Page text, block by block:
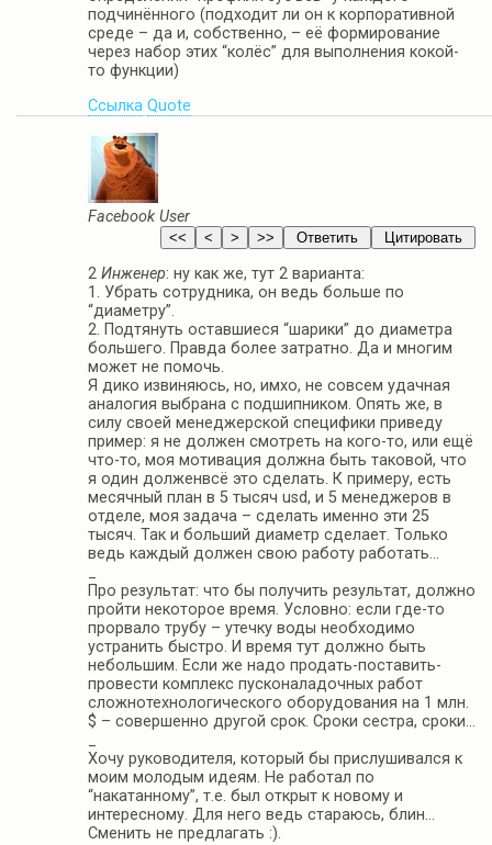
подчинённого (подходит ли он к корпоративной
среде – да и, собственно, – её формирование
через набор этих “колёс” для выполнения кокой-
то функции)
Ссылка Quote
Facebook User
2 Инженер: ну как же, тут 2 варианта:
1. Убрать сотрудника, он ведь больше по
“диаметру”.
2. Подтянуть оставшиеся “шарики” до диаметра
большего. Правда более затратно. Да и многим
может не помочь.
Я дико извиняюсь, но, имхо, не совсем удачная
аналогия выбрана с подшипником. Опять же, в
силу своей менеджерской специфики приведу
пример: я не должен смотреть на кого-то, или ещё
что-то, моя мотивация должна быть таковой, что
я один долженвсё это сделать. К примеру, есть
месячный план в 5 тысяч usd, и 5 менеджеров в
отделе, моя задача – сделать именно эти 25
тысяч. Так и больший диаметр сделает. Только
ведь каждый должен свою работу работать…
Про результат: что бы получить результат, должно
пройти некоторое время. Условно: если где-то
прорвало трубу – утечку воды необходимо
устранить быстро. И время тут должно быть
небольшим. Если же надо продать-поставить-
провести комплекс пусконаладочных работ
сложнотехнологического оборудования на 1 млн.
$ – совершенно другой срок. Сроки сестра, сроки…
Хочу руководителя, который бы прислушивался к
моим молодым идеям. Не работал по
“накатанному”, т.е. был открыт к новому и
интересному. Для него ведь стараюсь, блин…
Сменить не предлагать :).